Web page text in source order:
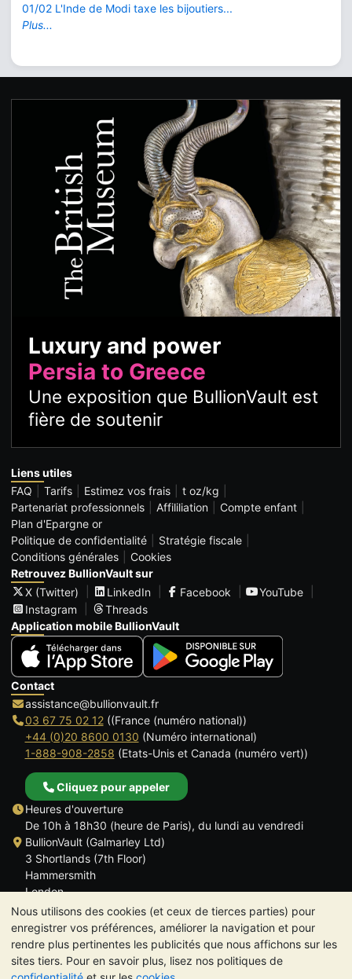
Nous utilisons des cookies (et ceux de tierces parties) pour
enregistrer vos préférences, améliorer la navigation et pour
rendre plus pertinentes les publicités que nous affichons sur les
sites tiers. Pour en savoir plus, lisez nos politiques de
01/02 L'Inde de Modi taxe les bijoutiers...
Plus...
Luxury and power
Persia to Greece
Une exposition que BullionVault est
fière de soutenir
Liens utiles
FAQ
Tarifs Estimez vos frais
t oz/kg
Partenariat professionnels
Affililiation
Compte enfant
Plan d'Epargne or
Politique de confidentialité
Stratégie fiscale
Conditions générales
Cookies
Retrouvez BullionVault sur
X (Twitter)
LinkedIn Facebook
YouTube
Instagram
Threads
Application mobile BullionVault
Contact
assistance@bullionvault.fr
03 67 75 02 12((France (numéro national))
+44 (0)20 8600 0130 (Numéro international)
1-888-908-2858 (Etats-Unis et Canada (numéro vert))
Cliquez pour appeler
Heures d'ouverture
De 10h à 18h30 (heure de Paris), du lundi au vendredi
BullionVault (Galmarley Ltd)
3 Shortlands (7th Floor)
Hammersmith
London
W6 8DA
ROYAUME UNI